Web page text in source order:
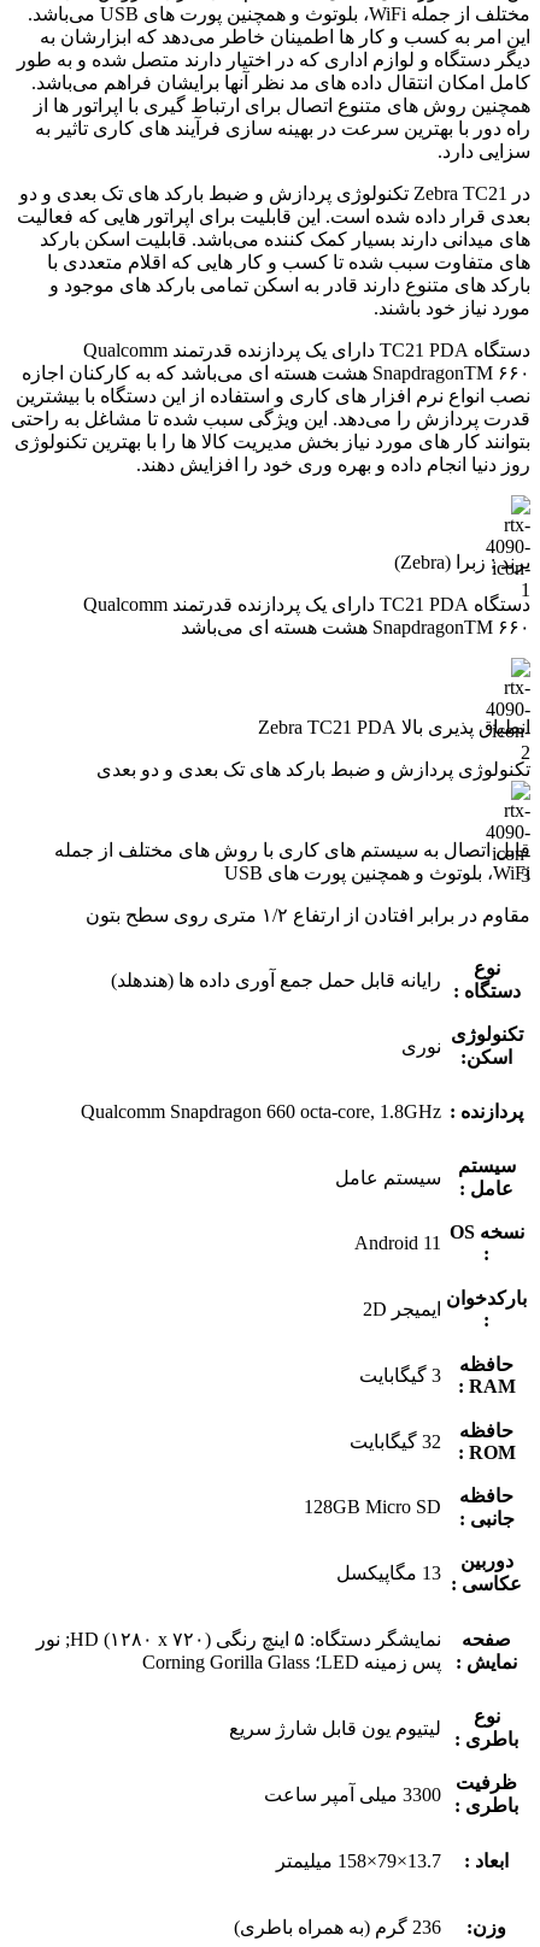
مختلف از جمله WiFi، بلوتوث و همچنین پورت های USB می‌باشد.
این امر به کسب و کار ها اطمینان خاطر می‌دهد که ابزارشان به
دیگر دستگاه و لوازم اداری که در اختیار دارند متصل شده و به طور
کامل امکان انتقال داده های مد نظر آنها برایشان فراهم می‌باشد.
همچنین روش های متنوع اتصال برای ارتباط گیری با اپراتور ها از
راه دور با بهترین سرعت در بهینه سازی فرآیند های کاری تاثیر به
سزایی دارد.
در Zebra TC21 تکنولوژی پردازش و ضبط بارکد های تک بعدی و دو
بعدی قرار داده شده است. این قابلیت برای اپراتور هایی که فعالیت
های میدانی دارند بسیار کمک کننده می‌باشد. قابلیت اسکن بارکد
های متفاوت سبب شده تا کسب و کار هایی که اقلام متعددی با
بارکد های متنوع دارند قادر به اسکن تمامی بارکد های موجود و
مورد نیاز خود باشند.
دستگاه TC21 PDA دارای یک پردازنده قدرتمند Qualcomm
SnapdragonTM ۶۶۰ هشت هسته ای می‌باشد که به کارکنان اجازه
نصب انواع نرم افزار های کاری و استفاده از این دستگاه با بیشترین
قدرت پردازش را می‌دهد. این ویژگی سبب شده تا مشاغل به راحتی
بتوانند کار های مورد نیاز بخش مدیریت کالا ها را با بهترین تکنولوژی
روز دنیا انجام داده و بهره وری خود را افزایش دهند.
برند : زبرا (Zebra)
دستگاه TC21 PDA دارای یک پردازنده قدرتمند Qualcomm
SnapdragonTM ۶۶۰ هشت هسته ای می‌باشد
انطباق پذیری بالا Zebra TC21 PDA
تکنولوژی پردازش و ضبط بارکد های تک بعدی و دو بعدی
قابل اتصال به سیستم های کاری با روش های مختلف از جمله
WiFi، بلوتوث و همچنین پورت های USB
مقاوم در برابر افتادن از ارتفاع ۱/۲ متری روی سطح بتون
نوع
دستگاه :
رایانه قابل حمل جمع آوری داده ها (هندهلد)
تکنولوژی
اسکن:
نوری
پردازنده : Qualcomm Snapdragon 660 octa-core, 1.8GHz
سیستم
عامل :
سیستم عامل
نسخه OS
:
Android 11
بارکدخوان
:
ایمیجر 2D
حافظه
RAM :
3 گیگابایت
حافظه
ROM :
32 گیگابایت
حافظه
جانبی :
128GB Micro SD
دوربین
عکاسی :
13 مگاپیکسل
صفحه
نمایش :
نمایشگر دستگاه: ۵ اینچ رنگی HD (۱۲۸۰ x ۷۲۰); نور
پس زمینه LED؛ Corning Gorilla Glass
نوع
باطری :
لیتیوم یون قابل شارژ سریع
ظرفیت
باطری :
3300 میلی آمپر ساعت
ابعاد : 13.7×79×158 میلیمتر
وزن: 236 گرم (به همراه باطری)